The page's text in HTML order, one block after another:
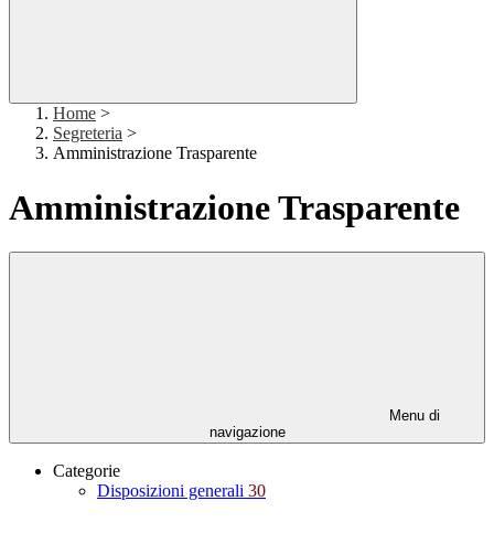
Home >
Segreteria >
Amministrazione Trasparente
Amministrazione Trasparente
Menu di
navigazione
Categorie
Disposizioni generali 30